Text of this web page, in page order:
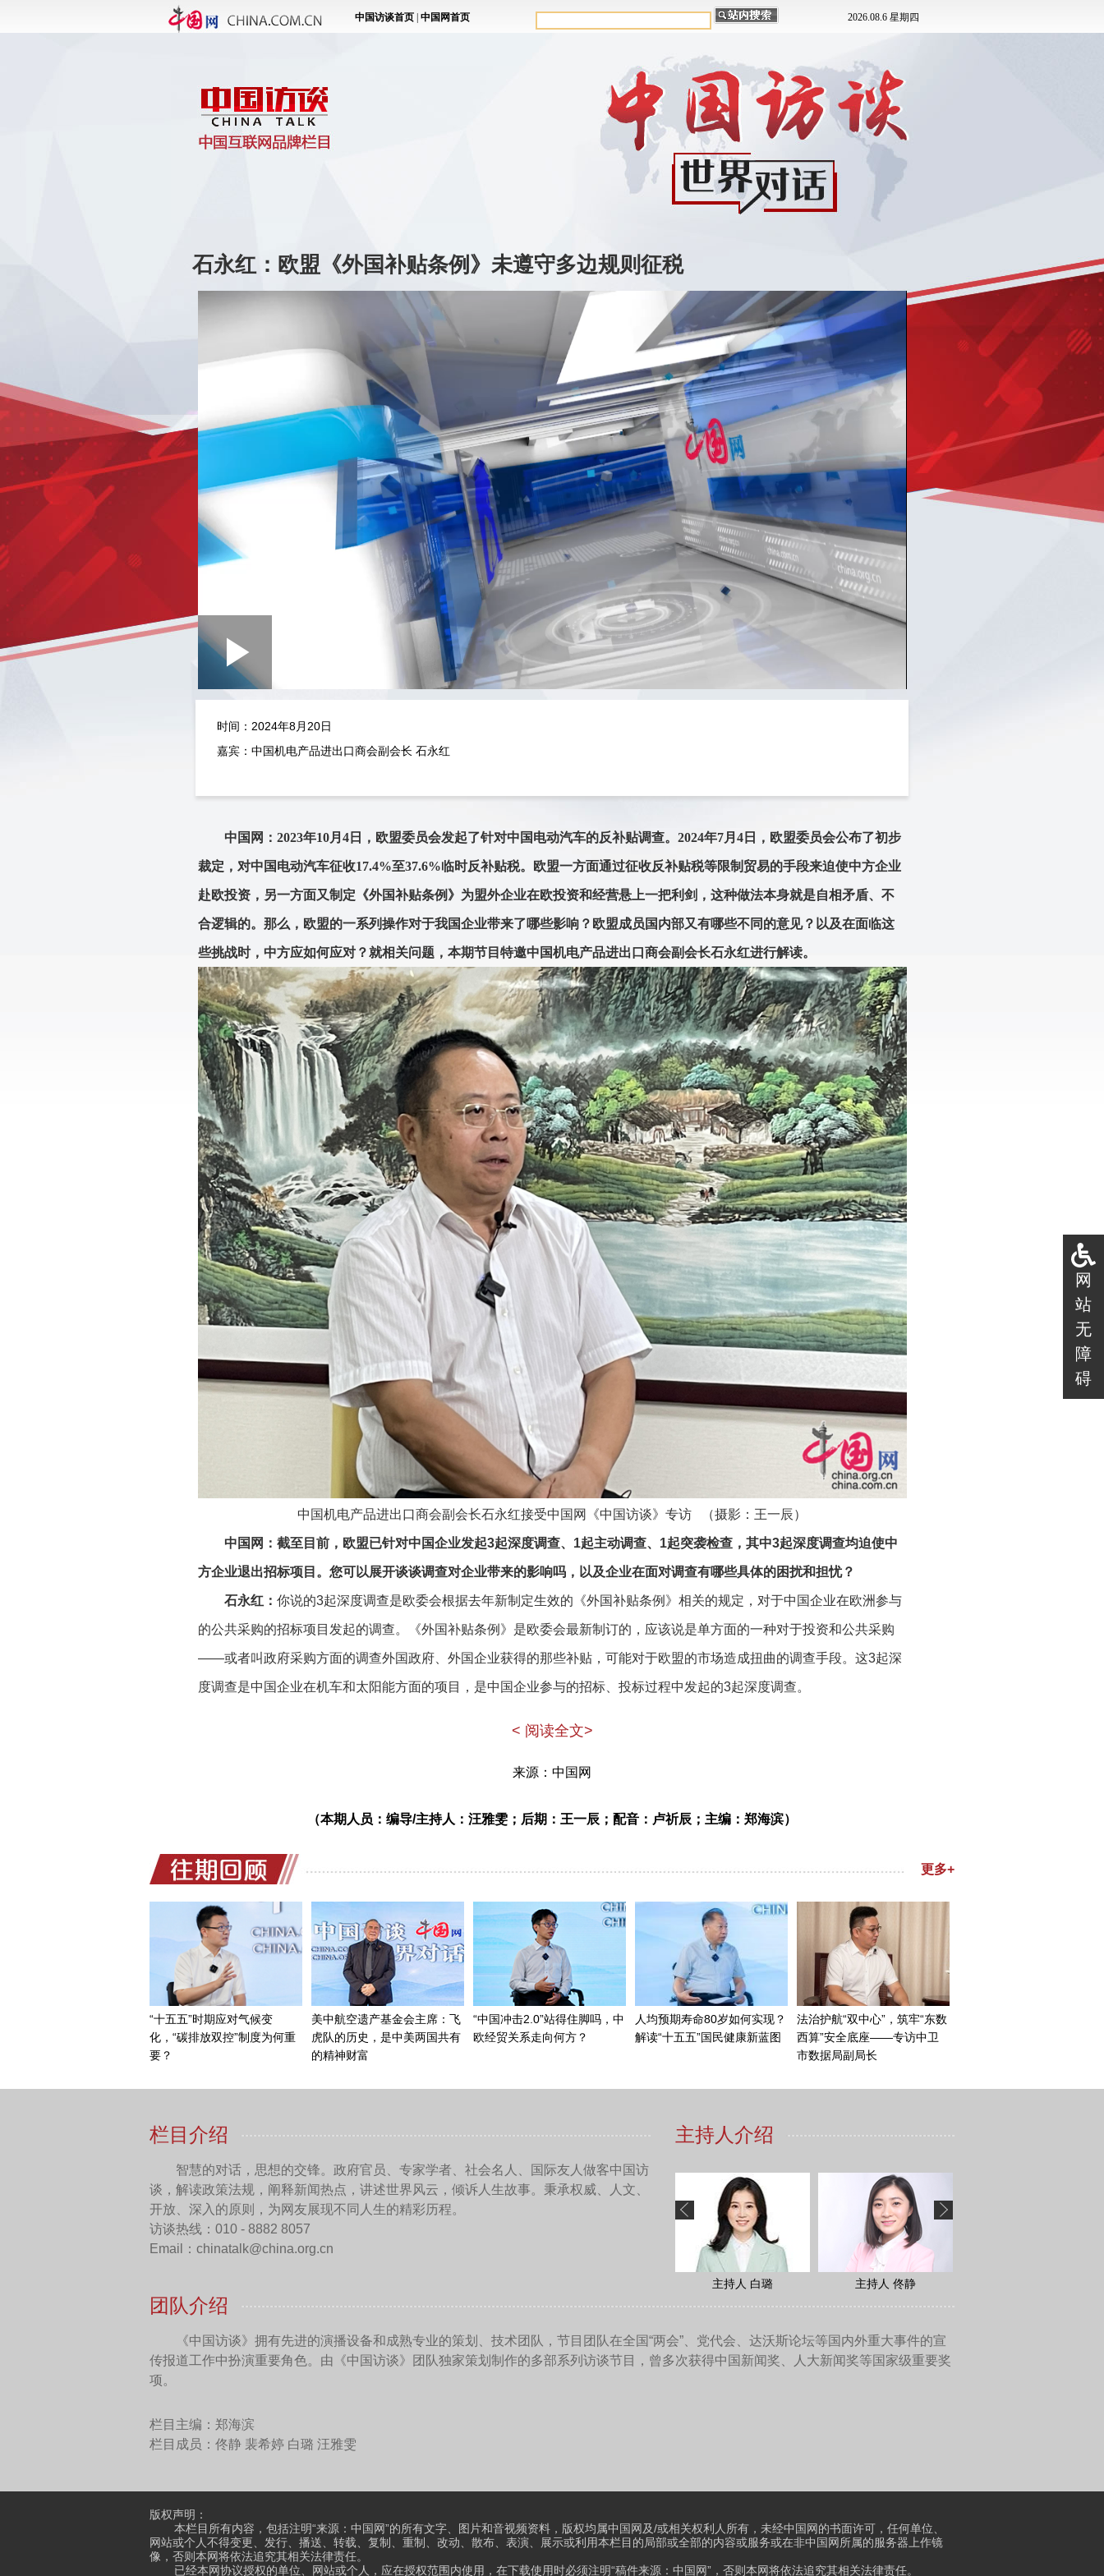
石永红：欧盟《外国补贴条例》未遵守多边规则征税
Play
Video
Loaded
Picture
时间：2024年8月20日
嘉宾：中国机电产品进出口商会副会长 石永红
中国网：2023年10月4日，欧盟委员会发起了针对中国电动汽车的反补贴调查。2024年7月4日，欧盟委员会公布了初步
裁定，对中国电动汽车征收17.4%至37.6%临时反补贴税。欧盟一方面通过征收反补贴税等限制贸易的手段来迫使中方企业
赴欧投资，另一方面又制定《外国补贴条例》为盟外企业在欧投资和经营悬上一把利剑，这种做法本身就是自相矛盾、不
合逻辑的。那么，欧盟的一系列操作对于我国企业带来了哪些影响？欧盟成员国内部又有哪些不同的意见？以及在面临这
些挑战时，中方应如何应对？就相关问题，本期节目特邀中国机电产品进出口商会副会长石永红进行解读。
中国机电产品进出口商会副会长石永红接受中国网《中国访谈》专访 （摄影：王一辰）
中国网：截至目前，欧盟已针对中国企业发起3起深度调查、1起主动调查、1起突袭检查，其中3起深度调查均迫使中
方企业退出招标项目。您可以展开谈谈调查对企业带来的影响吗，以及企业在面对调查有哪些具体的困扰和担忧？
石永红： 你说的3起深度调查是欧委会根据去年新制定生效的《外国补贴条例》相关的规定，对于中国企业在欧洲参与
的公共采购的招标项目发起的调查。《外国补贴条例》是欧委会最新制订的，应该说是单方面的一种对于投资和公共采购
——或者叫政府采购方面的调查外国政府、外国企业获得的那些补贴，可能对于欧盟的市场造成扭曲的调查手段。这3起深
度调查是中国企业在机车和太阳能方面的项目，是中国企业参与的招标、投标过程中发起的3起深度调查。
要了解的信息，包括企业在整个3年内，在所有的成员企业包括所有的项目方面获得的，所谓（从）中国政府获得的财政资
了。那么退出以后，欧委会就结束了调查，所以中国企业就被迫退出这3个投标项目，最后没有再继续进行深度调查。
中国网：我们知道，在七月中旬，机电商会在布鲁塞尔召开了欧盟对华电动汽车反补贴调查新闻发布会，欧盟各国政
府和企业对此有哪些反应？
石永红：这个是欧委会去年10月份开始对中国发起的电动汽车反补贴调查的一个程序过程。直到7月4日，欧委会正式
发布了反补贴调查的报告。在报告出炉以后，我们商会也对它发表了评论意见。随后我们去欧盟委员会参加了它的听证
会，当面也指出了它在报告中的一些不客观、不公正、违反规则的一些做法和认定。最后我（方）也发布了新闻发布会。
对于这个报告，我们企业感觉到非常困惑，因为很多补贴的项目、补贴的认定，包括计算的方法、规则都完全不符合
（相关规则）。这对企业裁定的税率是非常高的，所以企业难以接受，对于企业下一步在欧盟的电动汽车出口将会造成比
中国网：欧盟内部其实他们有不同的分歧和意见，您可以聊一聊具体是哪些国家，都有哪些不同的态度吗，对于这个
石永红： 欧委会报告公布以后，欧委会也就出台的措施在欧洲成员国之间做了一个叫做测试或者问卷的调查，当然这
个调查没有约束力，只是表明了各个国家对于做法的一个态度。我们看到它（这个问卷调查）的结果是有12家欧盟成员国
是支持这个程序措施的，还有十几家是弃权的，还有4家是明确反对的。那么从支持的措施来看，法国、意大利、西班牙、
波兰这些国家都是支持征税的，但是这些国家特别是像意大利、西班牙，它们是强烈地希望或者欢迎中国企业去当地进行
我们一家企业和西班牙的企业已经在合资，在当地已经开始签署了这个投资的协议。但是我在这里要提醒这些国家，
你们支持对中国电动汽车的加税，结果有可能造成中国企业不敢或者是对于在当地的投资风险感到非常担忧，这种支持加
税可能最终反将不利于或者是将失去这个投资。为什么这么说呢？因为去年新设立的《外国补贴条例》，这个条例主要就
WTO专门有反补贴调查相关的规则。但欧盟《外国补贴条例》侧重的领域是在公共采购领域和投资领域。这两个领域目前
是自行根据需求来制订的，并没有遵守多边规则。
实际上很多调查内容和WTO补贴相关的对比，是大大地超过了这种补贴的概念，所以它叫做“外国财政资助”，这个资助
的概念就大大高于补贴。而且调查的程序方面，现在也不透明，非常随意，包括它对我们企业进行的这种突击检查。这种
< 阅读全文>
来源：中国网
（本期人员：编导/主持人：汪雅雯；后期：王一辰；配音：卢祈辰；主编：郑海滨）
网
站
无
障
碍